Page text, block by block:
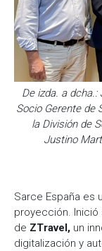
De izda. a
Socio Gerente de
la División de
Justino
Sarce España es
proyección. Inició
de ZTravel, un
digitalización y